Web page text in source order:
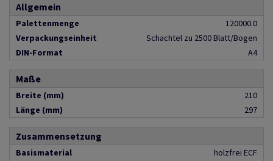
Allgemein
Palettenmenge
120000.0
Verpackungseinheit
Schachtel zu 2500 Blatt/Bogen
DIN-Format
A4
Maße
Breite (mm)
210
Länge (mm)
297
Zusammensetzung
Basismaterial
holzfrei ECF